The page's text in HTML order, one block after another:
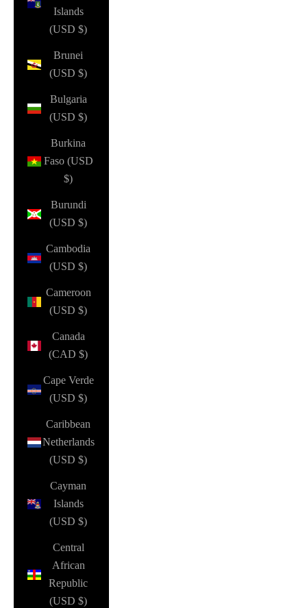
Islands
(USD $)
Brunei
(USD $)
Bulgaria
(USD $)
Burkina
Faso (USD
$)
Burundi
(USD $)
Cambodia
(USD $)
Cameroon
(USD $)
Canada
(CAD $)
Cape Verde
(USD $)
Caribbean
Netherlands
(USD $)
Cayman
Islands
(USD $)
Central
African
Republic
(USD $)